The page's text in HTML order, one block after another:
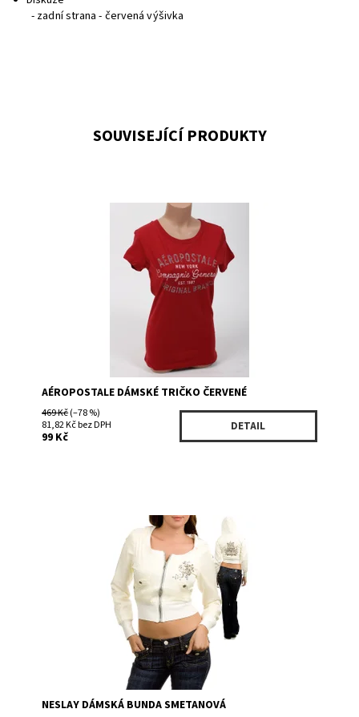
- zadní strana - červená výšivka
SOUVISEJÍCÍ PRODUKTY
Skladem >5
4090RD
Aéropostale
AÉROPOSTALE DÁMSKÉ TRIČKO ČERVENÉ
469 Kč(–78 %)
81,82 Kč bez DPH
99 Kč
DETAIL
Skladem 2
555206WH
NESLAY
NESLAY DÁMSKÁ BUNDA SMETANOVÁ